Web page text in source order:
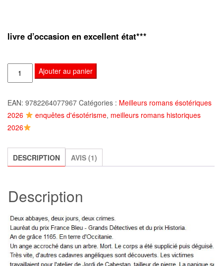
livre d’occasion en excellent état***
quantité
de
,
François-
Henri
Ajouter au panier
EAN: 9782264077967 Catégories : Meilleurs romans ésotériques
2026
enquêtes d'ésotérisme, meilleurs romans historiques
2026
DESCRIPTION AVIS (1)
Description